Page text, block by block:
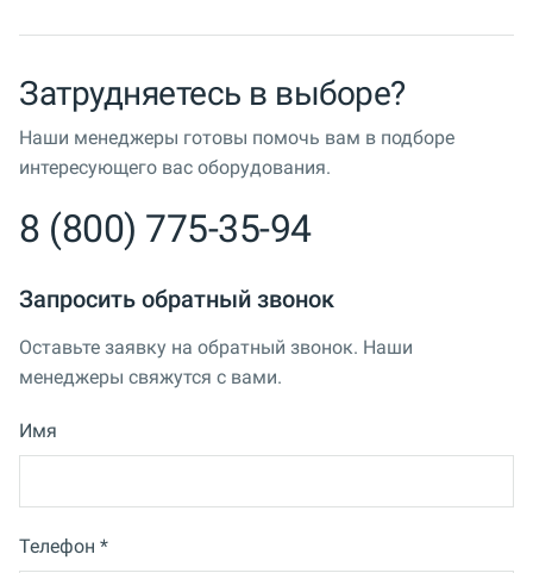
Затрудняетесь в выборе?
Наши менеджеры готовы помочь вам в подборе
интересующего вас оборудования.
8 (800) 775-35-94
Запросить обратный звонок
Оставьте заявку на обратный звонок. Наши
менеджеры свяжутся с вами.
Имя
Телефон *